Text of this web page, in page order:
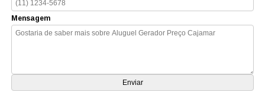
Mensagem